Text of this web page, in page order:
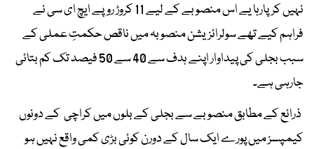
نہیں کرپارہا یے اس منصوبے کے لیے 11 کروڑ روپے ایچ ای سی نے
فراہم کیے تھے سولرائزیشن منصوبہ میں ناقص حکمتِ عملی کے
سبب بجلی کی پیداوار اپنے ہدف سے 40 سے 50 فیصد تک کم بتائی
جارہی ہے۔
ذرائع کے مطابق منصوبے سے بجلی کے بلوں میں کراچی کے دونوں
کیمپسز میں پورے ایک سال کے دورن کوئی بڑی کمی واقع نہیں ہو